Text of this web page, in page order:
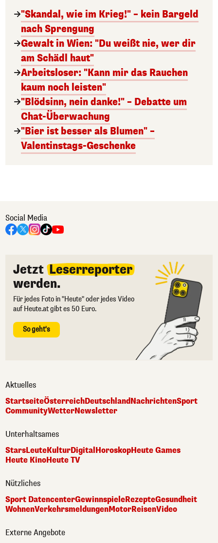
"Skandal, wie im Krieg!" – kein Bargeld
nach Sprengung
Gewalt in Wien: "Du weißt nie, wer dir
am Schädl haut"
Arbeitsloser: "Kann mir das Rauchen
kaum noch leisten"
"Blödsinn, nein danke!" – Debatte um
Chat-Überwachung
"Bier ist besser als Blumen" –
Valentinstags-Geschenke
Social Media
Jetzt Leserreporter
werden.
Für jedes Foto in "Heute" oder jedes Video
auf Heute.at gibt es 50 Euro.
So geht's
Aktuelles
StartseiteÖsterreichDeutschlandNachrichtenSport
CommunityWetterNewsletter
Unterhaltsames
StarsLeuteKulturDigital HoroskopHeute Games
Heute KinoHeute TV
Nützliches
Sport DatencenterGewinnspieleRezepteGesundheit
WohnenVerkehrsmeldungenMotorReisenVideo
Externe Angebote